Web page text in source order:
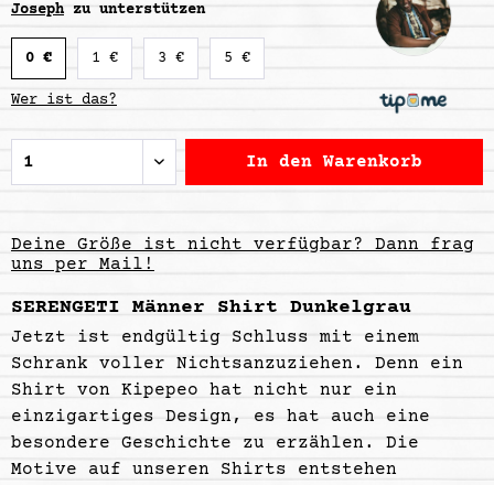
Joseph zu unterstützen
0 € 1 € 3 € 5 €
Wer ist das?
In den Warenkorb
Deine Größe ist nicht verfügbar? Dann frag
uns per Mail!
SERENGETI Männer Shirt Dunkelgrau
Jetzt ist endgültig Schluss mit einem
Schrank voller Nichtsanzuziehen. Denn ein
Shirt von Kipepeo hat nicht nur ein
einzigartiges Design, es hat auch eine
besondere Geschichte zu erzählen . Die
Motive auf unseren Shirts entstehen